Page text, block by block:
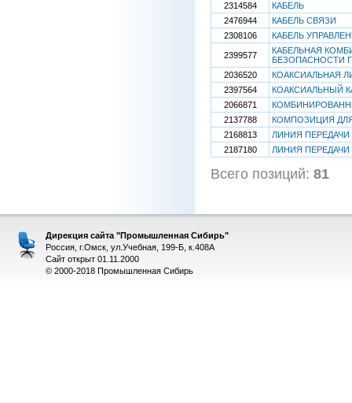
2314584
КАБЕЛЬ
2476944
КАБЕЛЬ СВЯЗИ
2308106
КАБЕЛЬ
2399577
КАБЕЛЬНАЯ
БЕЗОПАСНОСТИ
2036520
КОАКСИАЛЬНАЯ
2397564
КОАКСИАЛЬНЫЙ
2066871
2137788
КОМПОЗИЦИЯ
2168813
ЛИНИЯ ПЕРЕДАЧИ
2187180
ЛИНИЯ
Всего позиций: 81
Дирекция сайта "Промышленная Сибирь"
Россия, г.Омск, ул.Учебная, 199-Б, к.408А
Сайт открыт 01.11.2000
© 2000-2018 Промышленная Сибирь